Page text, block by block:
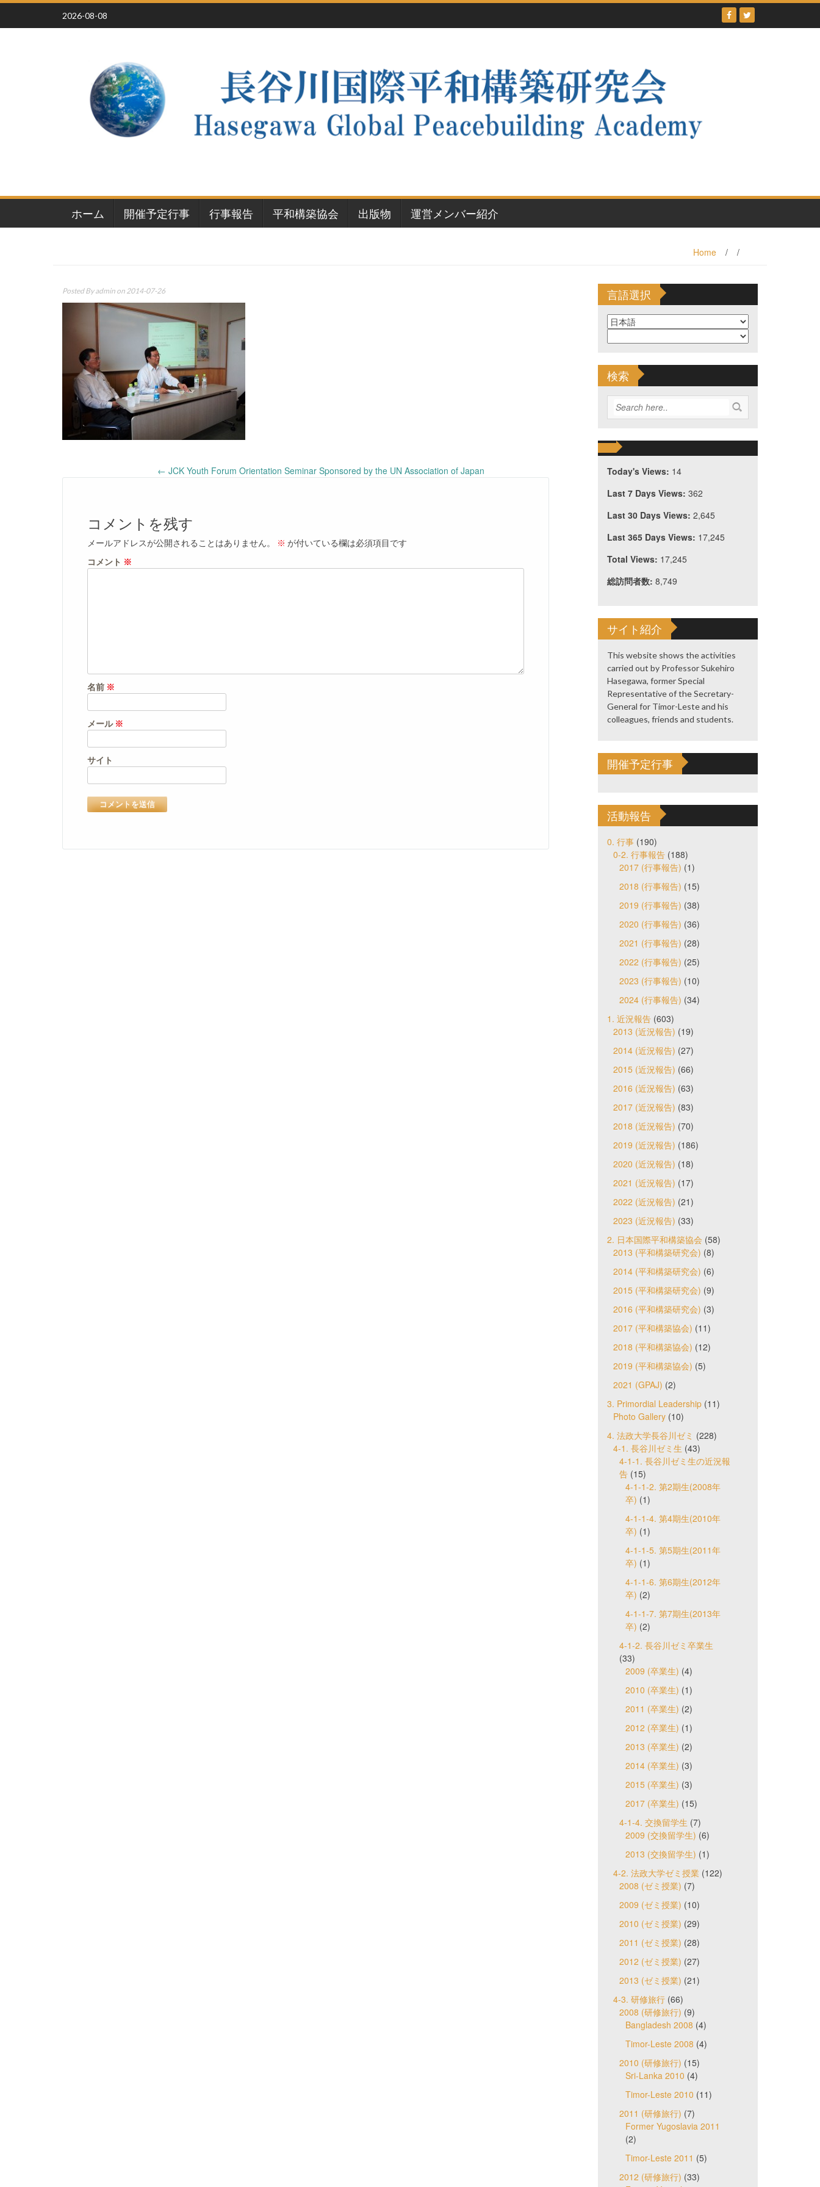
Skip
content
2026-08-08
ホーム 開催予定行事 行事報告 平和構築協会 出版物 運営メンバー紹介
Home / /
Posted Byadmin on 2014-07-26
Post ← JCK Youth Forum Orientation Seminar Sponsored by the UN Association of Japan
コメントを残す
メールアドレスが公開されることはありません。 ※ が付いている欄は必須項目です
コメント ※
名前 ※
メール ※
サイト
言語選択
検索
Today's Views: 14
Last 7 Days Views: 362
Last 30 Days Views: 2,645
Last 365 Days Views: 17,245
Total Views: 17,245
総訪問者数: 8,749
サイト紹介
This website shows the activities
carried out by Professor Sukehiro
Hasegawa, former Special
Representative of the Secretary-
General for Timor-Leste and his
colleagues, friends and students.
開催予定行事
活動報告
0. 行事(190)
0-2. 行事報告(188)
2017 (行事報告) (1)
2018 (行事報告) (15)
2019 (行事報告) (38)
2020 (行事報告) (36)
2021 (行事報告) (28)
2022 (行事報告) (25)
2023 (行事報告) (10)
2024 (行事報告) (34)
1. 近況報告(603)
2013 (近況報告) (19)
2014 (近況報告) (27)
2015 (近況報告) (66)
2016 (近況報告) (63)
2017 (近況報告) (83)
2018 (近況報告) (70)
2019 (近況報告) (186)
2020 (近況報告) (18)
2021 (近況報告) (17)
2022 (近況報告) (21)
2023 (近況報告) (33)
2. 日本国際平和構築協会 (58)
2013 (平和構築研究会) (8)
2014 (平和構築研究会) (6)
2015 (平和構築研究会) (9)
2016 (平和構築研究会) (3)
2017 (平和構築協会) (11)
2018 (平和構築協会) (12)
2019 (平和構築協会) (5)
2021 (GPAJ) (2)
3. Primordial Leadership(11)
Photo Gallery(10)
4. 法政大学長谷川ゼミ (228)
4-1. 長谷川ゼミ生 (43)
4-1-1. 長谷川ゼミ生の近況報
告(15)
4-1-1-2. 第2期生(2008年
卒) (1)
4-1-1-4. 第4期生(2010年
卒) (1)
4-1-1-5. 第5期生(2011年
卒) (1)
4-1-1-6. 第6期生(2012年
卒) (2)
4-1-1-7. 第7期生(2013年
卒) (2)
4-1-2. 長谷川ゼミ卒業生
(33)
2009 (卒業生) (4)
2010 (卒業生) (1)
2011 (卒業生) (2)
2012 (卒業生) (1)
2013 (卒業生) (2)
2014 (卒業生) (3)
2015 (卒業生) (3)
2017 (卒業生) (15)
4-1-4. 交換留学生 (7)
2009 (交換留学生) (6)
2013 (交換留学生) (1)
4-2. 法政大学ゼミ授業(122)
2008 (ゼミ授業) (7)
2009 (ゼミ授業) (10)
2010 (ゼミ授業) (29)
2011 (ゼミ授業) (28)
2012 (ゼミ授業) (27)
2013 (ゼミ授業) (21)
4-3. 研修旅行(66)
2008 (研修旅行) (9)
Bangladesh 2008 (4)
Timor-Leste 2008 (4)
2010 (研修旅行) (15)
Sri-Lanka 2010 (4)
Timor-Leste 2010 (11)
2011 (研修旅行) (7)
Former Yugoslavia 2011
(2)
Timor-Leste 2011 (5)
2012 (研修旅行) (33)